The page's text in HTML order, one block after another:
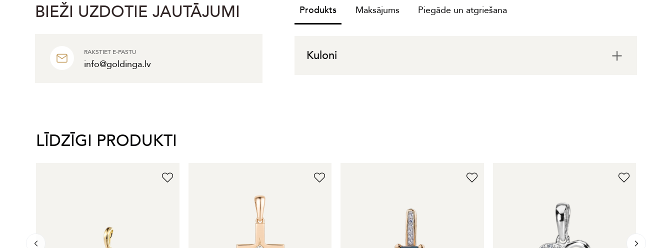
BIEŽI UZDOTIE JAUTĀJUMI
RAKSTIET E-PASTU
info@goldinga.lv
Produkts Maksājums Piegāde un atgriešana
Kuloni
LĪDZĪGI PRODUKTI